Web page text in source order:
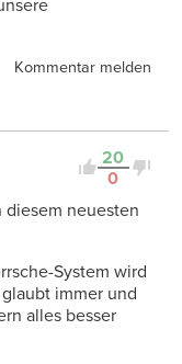
Kommentar melden
20
0
diesem neuesten
System wird
immer und
alles besser